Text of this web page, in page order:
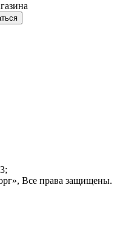
, Все права защищены.